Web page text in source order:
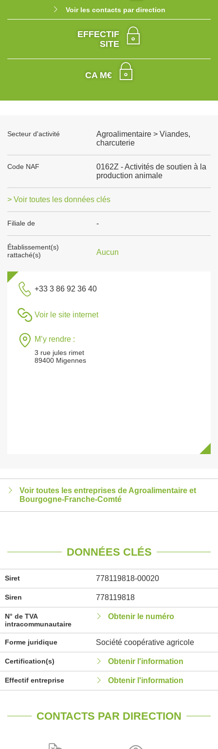
Voir les contacts par direction
EFFECTIF
SITE
CA M€
Secteur d'activité
Agroalimentaire > Viandes,
charcuterie
Code NAF
0162Z - Activités de soutien à la
production animale
> Voir toutes les données clés
Filiale de -
Établissement(s)
rattaché(s)
Aucun
+33 3 86 92 36 40
Voir le site internet
M’y rendre :
3 rue jules rimet
89400 Migennes
Voir toutes les entreprises de Agroalimentaire et
Bourgogne-Franche-Comté
DONNÉES CLÉS
Siret 778119818-00020
Siren 778119818
N° de TVA
intracommunautaire
Obtenir le numéro
Forme juridique Société coopérative agricole
Certification(s) Obtenir l'information
Effectif entreprise Obtenir l'information
CONTACTS PAR DIRECTION